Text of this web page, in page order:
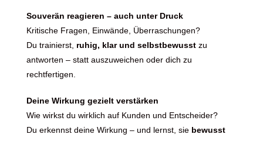
Souverän reagieren – auch unter Druck
Kritische Fragen, Einwände, Überraschungen?
Du trainierst, ruhig, klar und selbstbewusst zu
antworten – statt auszuweichen oder dich zu
rechtfertigen.
Deine Wirkung gezielt verstärken
Wie wirkst du wirklich auf Kunden und Entscheider?
Du erkennst deine Wirkung – und lernst, sie bewusst